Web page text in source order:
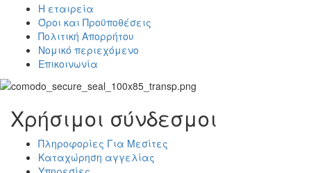
Η εταιρεία
Όροι και Προϋποθέσεις
Πολιτική Απορρήτου
Νομικό περιεχόμενο
Επικοινωνία
Χρήσιμοι σύνδεσμοι
Πληροφορίες Για Μεσίτες
Καταχώρηση αγγελίας